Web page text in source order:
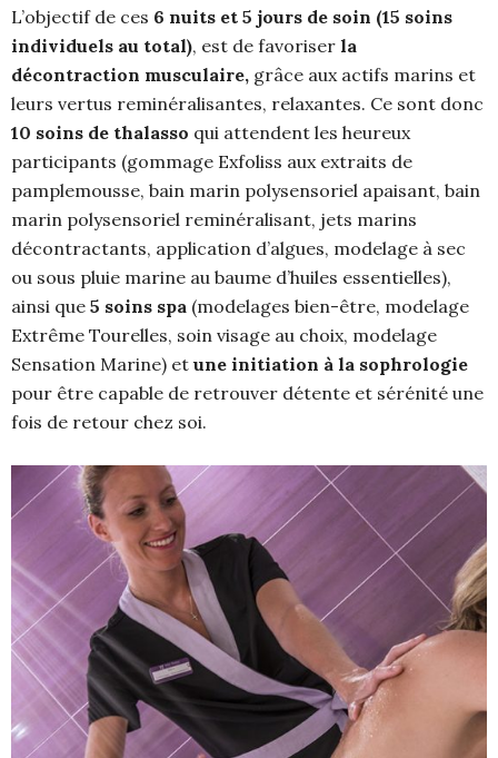
L’objectif de ces 6 nuits et 5 jours de soin (15 soins
individuels au total), est de favoriser la
décontraction musculaire, grâce aux actifs marins et
leurs vertus reminéralisantes, relaxantes. Ce sont donc
10 soins de thalasso qui attendent les heureux
participants (gommage Exfoliss aux extraits de
pamplemousse, bain marin polysensoriel apaisant, bain
marin polysensoriel reminéralisant, jets marins
décontractants, application d’algues, modelage à sec
ou sous pluie marine au baume d’huiles essentielles),
ainsi que 5 soins spa (modelages bien-être, modelage
Extrême Tourelles, soin visage au choix, modelage
Sensation Marine) et une initiation à la sophrologie
pour être capable de retrouver détente et sérénité une
fois de retour chez soi.